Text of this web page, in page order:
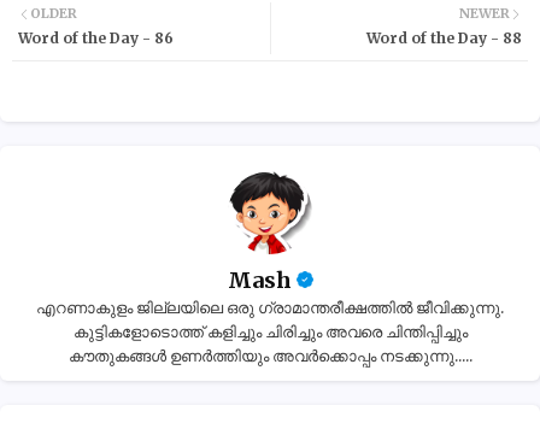
NEWER
Word of the Day - 88
OLDER
Word of the Day - 86
Mash
എറണാകുളം ജില്ലയിലെ ഒരു ഗ്രാമാന്തരീക്ഷത്തിൽ ജീവിക്കുന്നു.
കുട്ടികളോടൊത്ത് കളിച്ചും ചിരിച്ചും അവരെ ചിന്തിപ്പിച്ചും
കൗതുകങ്ങൾ ഉണർത്തിയും അവർക്കൊപ്പം നടക്കുന്നു.....